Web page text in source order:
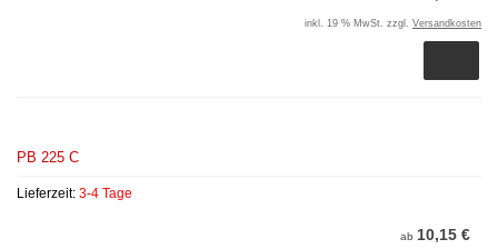
inkl. 19 % MwSt. zzgl. Versandkosten
PB 225 C
Lieferzeit: 3-4 Tage
ab 10,15 €